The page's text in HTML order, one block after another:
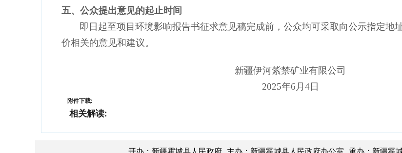
五、公众提出意见的起止时间
即日起至项目环境影响报告书征求意见稿完成前，公众均可采取向公示指定地
价相关的意见和建议。
新疆伊河紫禁矿业有限公司
2025年6 月 4日
附件下载:
相关解读:
开办：新疆霍城县人民政府 主办：新疆霍城县人民政府办公室 承办：新疆霍